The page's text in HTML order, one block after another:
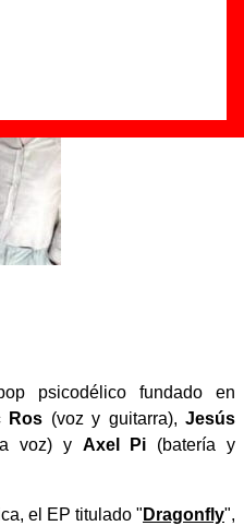
psicodélico fundado en
Ros (voz y guitarra),Jesús
voz) y Axel Pi (batería y
el EP titulado " Dragonfly",